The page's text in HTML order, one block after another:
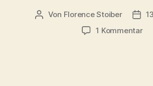
Beitragsautor
Von Florence Stoiber
1 Kommentarzu